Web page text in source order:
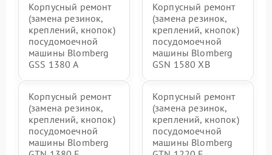
Корпусный ремонт
(замена резинок,
креплений, кнопок)
посудомоечной
машины Blomberg
GSS 1380 А
Корпусный ремонт
(замена резинок,
креплений, кнопок)
посудомоечной
машины Blomberg
GSN 1580 XB
Корпусный ремонт
(замена резинок,
креплений, кнопок)
посудомоечной
машины Blomberg
Корпусный ремонт
(замена резинок,
креплений, кнопок)
посудомоечной
машины Blomberg